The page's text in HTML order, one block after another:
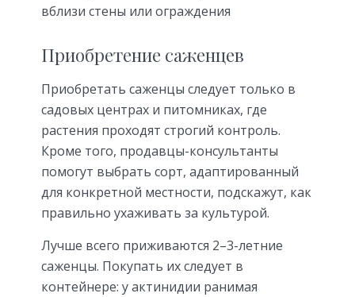
вблизи стены или ограждения
Приобретение саженцев
Приобретать саженцы следует только в
садовых центрах и питомниках, где
растения проходят строгий контроль.
Кроме того, продавцы-консультанты
помогут выбрать сорт, адаптированный
для конкретной местности, подскажут, как
правильно ухаживать за культурой.
Лучше всего приживаются 2–3-летние
саженцы. Покупать их следует в
контейнере: у актинидии ранимая